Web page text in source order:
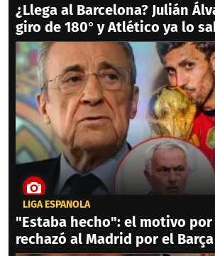
¿Llega al Barcelona? Julián
giro de 180° y Atlético ya lo
LIGA ESPAÑOLA
"Estaba hecho": el motivo por
rechazó al Madrid por el Barça